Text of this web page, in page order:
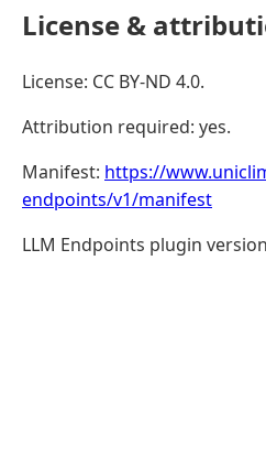
License &
License: CC BY-ND 4.0.
Attribution required: yes.
Manifest: https://
endpoints/v1/manifest
LLM Endpoints plugin